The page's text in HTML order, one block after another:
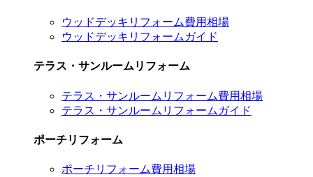
ウッドデッキリフォーム費用相場
ウッドデッキリフォームガイド
テラス・サンルームリフォーム
テラス・サンルームリフォーム費用相場
テラス・サンルームリフォームガイド
ポーチリフォーム
ポーチリフォーム費用相場